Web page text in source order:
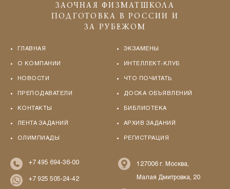
ЗАОЧНАЯ ФИЗМАТШКОЛА
ПОДГОТОВКА В РОССИИ И
ЗА РУБЕЖОМ
ГЛАВНАЯ
О КОМПАНИИ
НОВОСТИ
ПРЕПОДАВАТЕЛИ
КОНТАКТЫ
ЛЕНТА ЗАДАНИЙ
ОЛИМПИАДЫ
ЭКЗАМЕНЫ
ИНТЕЛЛЕКТ-КЛУБ
ЧТО ПОЧИТАТЬ
ДОСКА ОБЪЯВЛЕНИЙ
БИБЛИОТЕКА
АРХИВ ЗАДАНИЙ
РЕГИСТРАЦИЯ
+7 495 694-36-00
+7 925 505-24-42
127006 г. Москва,
Малая Дмитровка, 20